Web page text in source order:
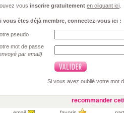
vous inscrire gratuitement en cliquant ici
vous êtes déjà membre, connectez-vous ici :
pseudo :
mot de passe
par email)
Si vous avez oublié votre mot
recommander